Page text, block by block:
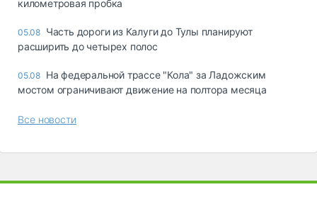
километровая пробка
05.08 Часть дороги из Калуги до Тулы планируют
расширить до четырех полос
05.08 На федеральной трассе "Кола" за Ладожским
мостом ограничивают движение на полтора месяца
Все новости